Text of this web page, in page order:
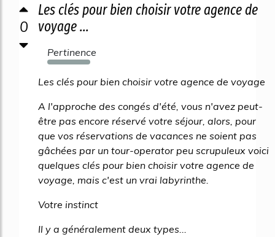
0
Les clés pour bien choisir votre agence de
voyage ...
Pertinence
810%
Les clés pour bien choisir votre agence de voyage
A l'approche des congés d'été, vous n'avez peut-
être pas encore réservé votre séjour, alors, pour
que vos réservations de vacances ne soient pas
gâchées par un tour-operator peu scrupuleux voici
quelques clés pour bien choisir votre agence de
voyage, mais c'est un vrai labyrinthe.
Votre instinct
Il y a généralement deux types...